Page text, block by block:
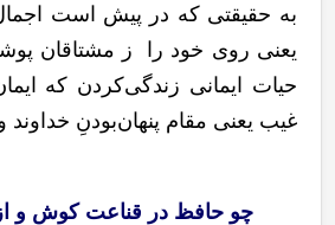
به حقیقتی که در پیش است
یعنی روی خود را ز مشتاقان
حیات ایمانی زندگیکردن که
غیب یعنی مقام پنهانبودنِ خداوند
چو حافظ در قناعت کوش و از